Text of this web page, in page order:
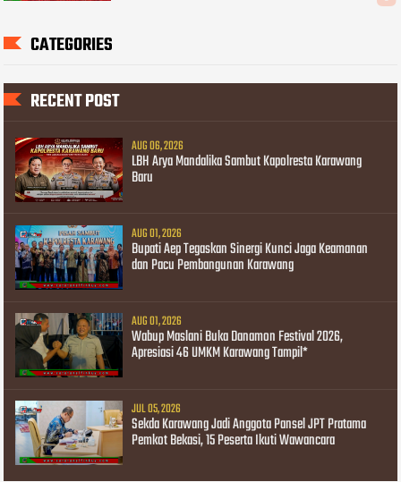
CATEGORIES
RECENT POST
AUG 06, 2026
LBH Arya Mandalika Sambut Kapolresta Karawang
Baru
AUG 01, 2026
Bupati Aep Tegaskan Sinergi Kunci Jaga Keamanan
dan Pacu Pembangunan Karawang
AUG 01, 2026
Wabup Maslani Buka Danamon Festival 2026,
Apresiasi 46 UMKM Karawang Tampil*
JUL 05, 2026
Sekda Karawang Jadi Anggota Pansel JPT Pratama
Pemkot Bekasi, 15 Peserta Ikuti Wawancara